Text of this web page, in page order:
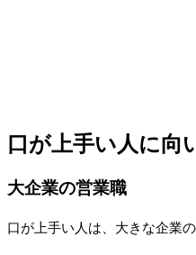
口が上手い人に向
大企業の営業職
口が上手い人は、大きな企業